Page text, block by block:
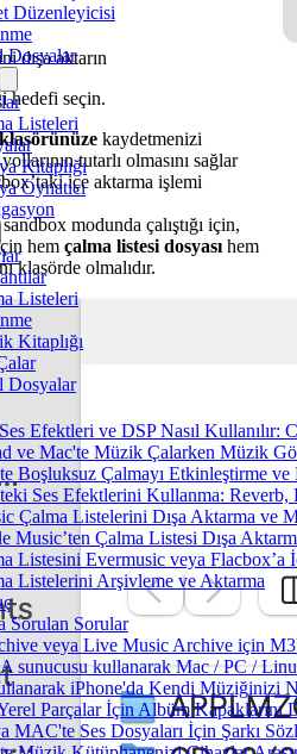
Düzenleyicisi
Dosyalar
Listeleri
Kitaplığı
Oynatıcı
Listeleri
Kitaplığı
Dosyalar
Efektleri ve DSP Nasıl Kullanılır:
ve Mac'te Müzik Çalarken Müzik
Boşluksuz Çalmayı Etkinleştirme
Ses Efektlerini Kullanma:
Çalma Listelerini Dışa Aktarma ve
Music’ten Çalma Listesi Dışa
Listesini Evermusic veya Flacbox’a
Listelerini Arşivleme ve Aktarma
Sorulan Sorular
veya Live Music Archive için
sunucusu kullanarak Mac / PC /
iPhone'da Kendi Müziğinizi
Parçalar İçin Albüm Kapaklarını
MAC'te Ses Dosyaları İçin Şarkı
dışa aktarın
hedefi seçin.
kaydetmenizi
tutarlı olmasını sağlar
içe aktarma işlemi
modunda çalıştığı için,
hem çalma listesi dosyası hem
klasörde olmalıdır.